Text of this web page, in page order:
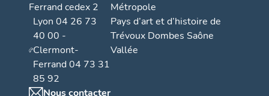
Ferrand cedex 2
Lyon 04 26 73
40 00 -
Clermont-
Ferrand 04 73 31
85 92
Nous contacter
Métropole
Pays d’art et d’histoire de
Trévoux Dombes Saône
Vallée